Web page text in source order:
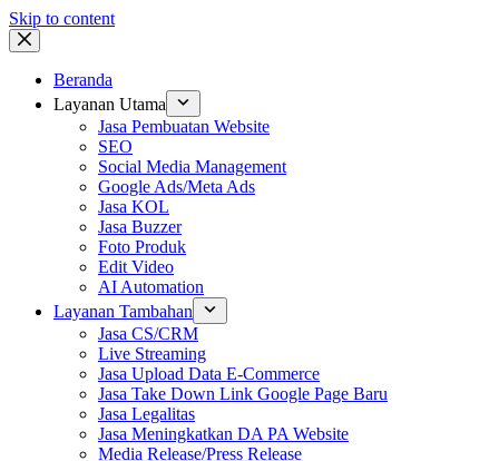
Skip to content
Beranda
Layanan Utama
Jasa Pembuatan Website
SEO
Social Media Management
Google Ads/Meta Ads
Jasa KOL
Jasa Buzzer
Foto Produk
Edit Video
AI Automation
Layanan Tambahan
Jasa CS/CRM
Live Streaming
Jasa Upload Data E-Commerce
Jasa Take Down Link Google Page Baru
Jasa Legalitas
Jasa Meningkatkan DA PA Website
Media Release/Press Release